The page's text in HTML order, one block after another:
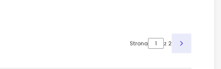
Strona z 2